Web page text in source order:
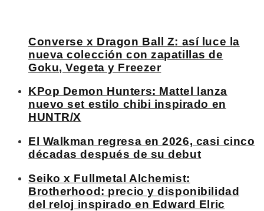
Converse x Dragon Ball Z: así luce la
nueva colección con zapatillas de
Goku, Vegeta y Freezer
KPop Demon Hunters: Mattel lanza
nuevo set estilo chibi inspirado en
HUNTR/X
El Walkman regresa en 2026, casi cinco
décadas después de su debut
Seiko x Fullmetal Alchemist:
Brotherhood: precio y disponibilidad
del reloj inspirado en Edward Elric